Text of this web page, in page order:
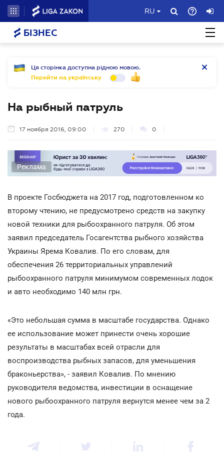
RU
БІЗНЕС
Ця сторінка доступна рідною мовою.
Перейти на українську
На рыбный патруль
17 ноября 2016, 09:00 270 0
Реклама
В проекте Госбюджета на 2017 год, подготовленном ко
второму чтению, не предусмотрено средств на закупку
новой техники для рыбоохранного патруля. Об этом
заявил председатель Госагентства рыбного хозяйства
Украины Ярема Ковалив. По его словам, для
обеспечения 26 территориальных управлений
рыбоохранного патруля минимумом современных лодок
и авто необходимо 140 млн грн.
«Это небольшая сумма в масштабе государства. Однако
ее использование может принести очень хорошие
результаты в масштабах всей отрасли для
воспроизводства рыбных запасов, для уменьшения
браконьерства», - заявил Ковалив. По мнению
руководителя ведомства, инвестиции в оснащение
нового рыбоохранного патруля вернутся менее чем за 2
года.